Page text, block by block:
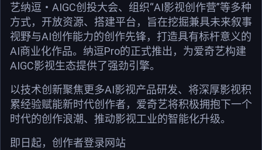
艺纳逗・AIGC创投大会、组织“AI影视创作营”等多种
方式，开放资源、搭建平台，旨在挖掘兼具未来叙事
视野与AI创作能力的创作先锋，打造具有标杆意义的
AI商业化作品。纳逗Pro的正式推出，为爱奇艺构建
AIGC影视生态提供了强劲引擎。
以技术创新聚焦更多AI影视产品研发、将深厚影视积
累经验赋能新时代创作者，爱奇艺将积极拥抱下一个
时代的创作浪潮、推动影视工业的智能化升级。
即日起，创作者登录网站